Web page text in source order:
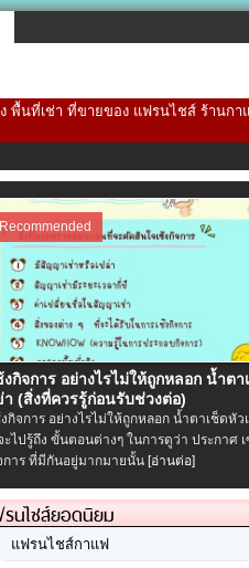
พื้นที่เช่า ที่ขายของ แฟรนไชส์ ร้านกา
Recommended
งกิจการ อย่างไรไม่ให้ถูกหลอก น้ำต
า (สิ่งที่ควรรู้ก่อนรับช่วงต่อ)
งกิจการ อย่างไรไม่ให้ถูกหลอก น้ำตาเช็ดหัว
ะไปรู้ถึง ขั้นตอนต่างๆ ในการดูว่า ประกาศ เ
การ ที่มีกันอยู่มากมายนั้น [อ่านต่อ]
นไชส์ยอดนิยม
แฟรนไชส์กาแฟ